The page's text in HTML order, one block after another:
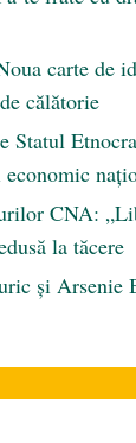
carte de
călătorie
Statul
economic
CNA:
la tăcere
şi Arsenie